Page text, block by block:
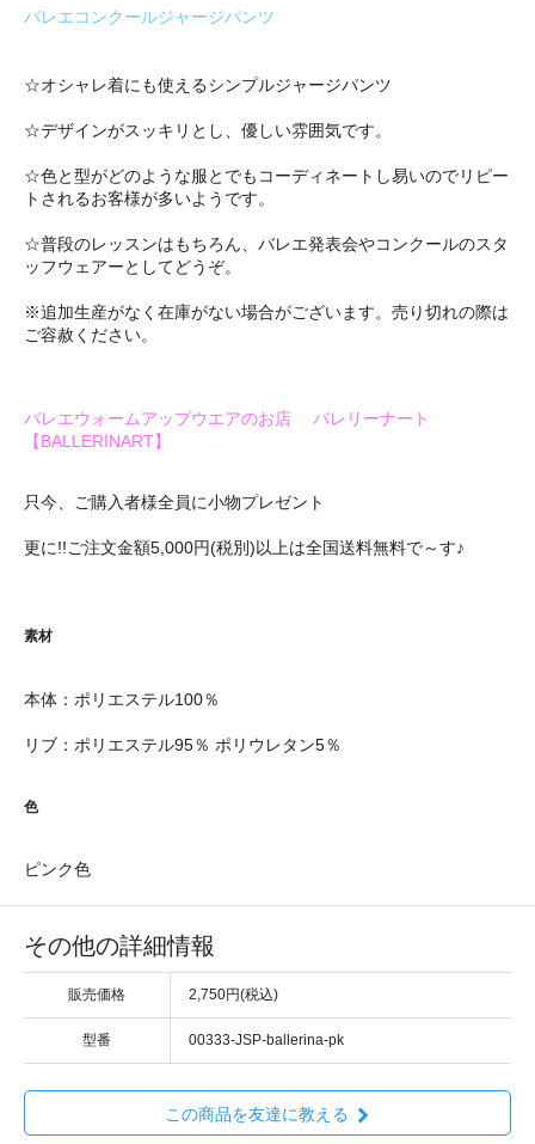
バレエコンクールジャージパンツ
☆オシャレ着にも使えるシンプルジャージパンツ
☆デザインがスッキリとし、優しい雰囲気です。
☆色と型がどのような服とでもコーディネートし易いのでリピー
トされるお客様が多いようです。
☆普段のレッスンはもちろん、バレエ発表会やコンクールのスタ
ッフウェアーとしてどうぞ。
※追加生産がなく在庫がない場合がございます。売り切れの際は
ご容赦ください。
バレエウォームアップウエアのお店 バレリーナート
【BALLERINART】
只今、ご購入者様全員に小物プレゼント
更に!!ご注文金額5,000円(税別)以上は全国送料無料で～す♪
素材
本体：ポリエステル100％
リブ：ポリエステル95％ ポリウレタン5％
色
ピンク色
その他の詳細情報
販売価格 2,750円(税込)
型番 00333-JSP-ballerina-pk
この商品を友達に教える